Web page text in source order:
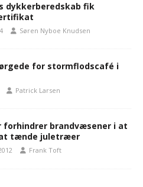
dykkerberedskab fik
Søren Nyboe Knudsen
for stormflodscafé i
Patrick Larsen
forhindrer brandvæsener i at
tænde juletræer
Frank Toft